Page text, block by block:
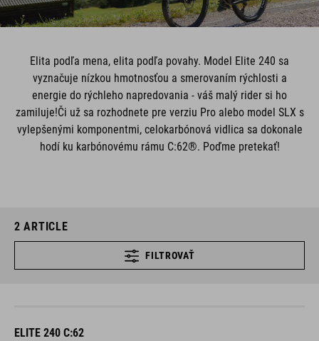
Elita podľa mena, elita podľa povahy. Model Elite 240 sa
vyznačuje nízkou hmotnosťou a smerovaním rýchlosti a
energie do rýchleho napredovania - váš malý rider si ho
zamiluje!Či už sa rozhodnete pre verziu Pro alebo model SLX s
vylepšenými komponentmi, celokarbónová vidlica sa dokonale
hodí ku karbónovému rámu C:62®. Poďme pretekať!
2 ARTICLE
FILTROVAŤ
ELITE 240 C:62